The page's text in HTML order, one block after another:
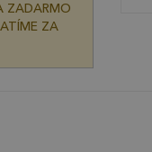
ZADARMO
ZA